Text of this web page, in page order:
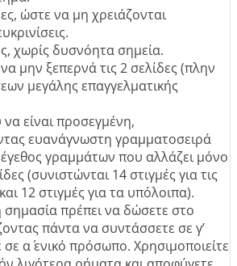
ώστε να μη χρειάζονται
χωρίς δυσνόητα σημεία.
μην ξεπερνά τις 2 σελίδες (πλην
μεγάλης επαγγελματικής
είναι προσεγμένη,
ευανάγνωστη γραμματοσειρά
γραμμάτων που αλλάζει μόνο
(συνιστώνται 14 στιγμές για τις
12 στιγμές για τα υπόλοιπα).
σημασία πρέπει να δώσετε στο
πάντα να συντάσσετε σε γ’
σε α΄ ενικό πρόσωπο. Χρησιμοποιείτε